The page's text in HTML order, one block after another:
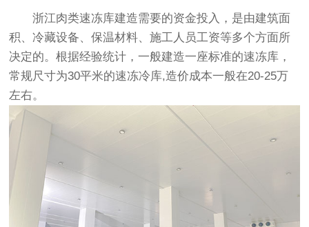
浙江肉类速冻库建造需要的资金投入，是由建筑面
积、冷藏设备、保温材料、施工人员工资等多个方面所
决定的。根据经验统计，一般建造一座标准的速冻库，
常规尺寸为30平米的速冻冷库,造价成本一般在20-25万
左右。